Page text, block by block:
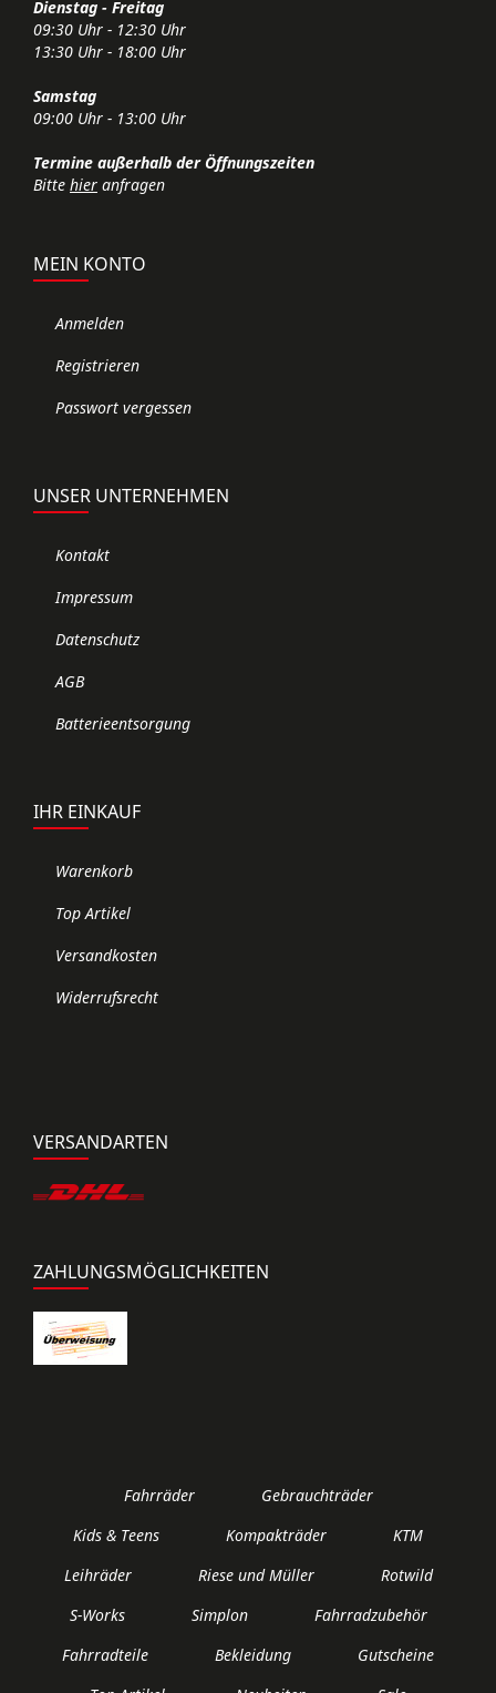
Dienstag - Freitag
09:30 Uhr - 12:30 Uhr
13:30 Uhr - 18:00 Uhr
Samstag
09:00 Uhr - 13:00 Uhr
Termine außerhalb der Öffnungszeiten
Bitte hier anfragen
MEIN KONTO
Anmelden
Registrieren
Passwort vergessen
UNSER UNTERNEHMEN
Kontakt
Impressum
Datenschutz
AGB
Batterieentsorgung
IHR EINKAUF
Warenkorb
Top Artikel
Versandkosten
Widerrufsrecht
VERSANDARTEN
ZAHLUNGSMÖGLICHKEITEN
Fahrräder
Gebrauchträder
Kids & Teens
Kompakträder
KTM
Leihräder
Riese und Müller
Rotwild
S-Works
Simplon
Fahrradzubehör
Fahrradteile
Bekleidung
Gutscheine